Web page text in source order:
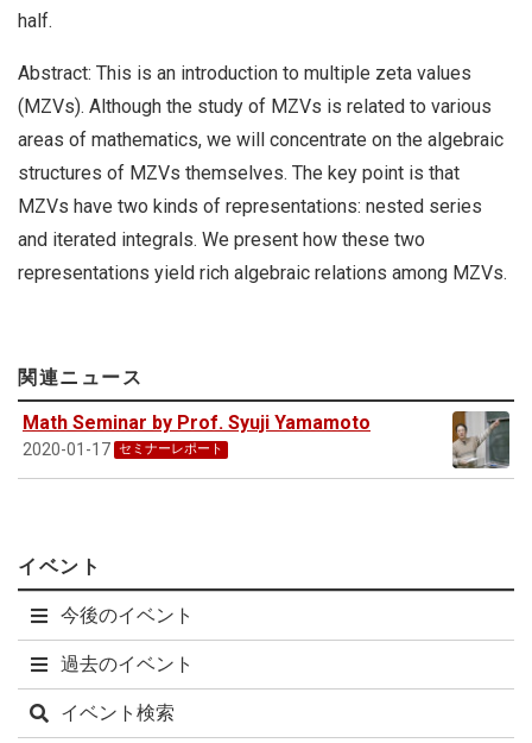
half.
Abstract: This is an introduction to multiple zeta values
(MZVs). Although the study of MZVs is related to various
areas of mathematics, we will concentrate on the algebraic
structures of MZVs themselves. The key point is that
MZVs have two kinds of representations: nested series
and iterated integrals. We present how these two
representations yield rich algebraic relations among MZVs.
関連ニュース
Math Seminar by Prof. Syuji Yamamoto
2020-01-17 セミナーレポート
イベント
今後のイベント
過去のイベント
イベント検索